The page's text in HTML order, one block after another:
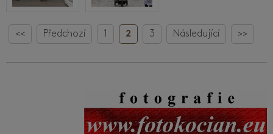
<< Předchozí 1 2 3 Následující >>